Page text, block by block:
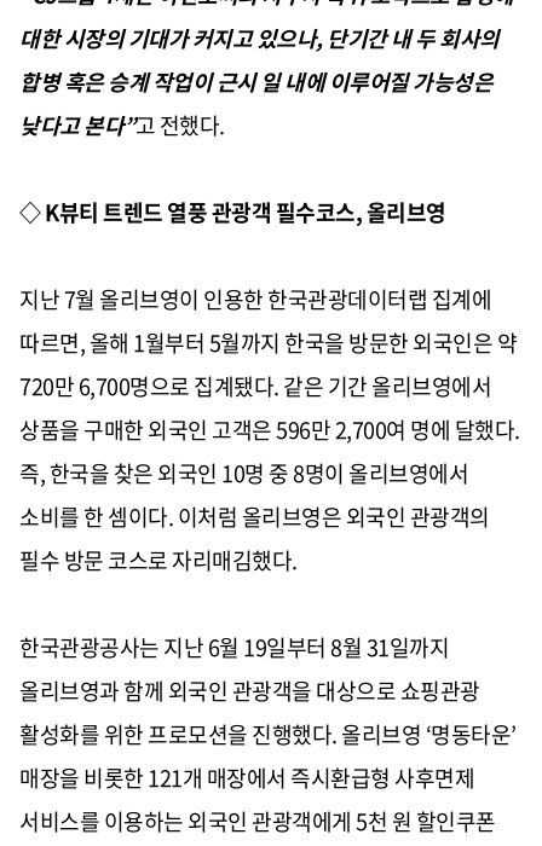
대한 시장의 기대가 커지고 있으나, 단기간 내 두 회사의
합병 혹은 승계 작업이 근시 일 내에 이루어질 가능성은
낮다고 본다”고 전했다.
◇K뷰티 트렌드 열풍 관광객 필수코스,올리브영
지난7월 올리브영이 인용한 한국관광데이터랩 집계에
따르면,올해 1월부터5월까지 한국을 방문한 외국인은 약
720만6,700명으로 집계됐다.같은 기간 올리브영에서
상품을 구매한 외국인 고객은596만2,700여 명에 달했다.
즉,한국을 찾은 외국인 10명 중8명이 올리브영에서
소비를 한 셈이다.이처럼 올리브영은 외국인 관광객의
필수 방문 코스로 자리매김했다.
한국관광공사는 지난6월 19일부터8월31일까지
올리브영과 함께 외국인 관광객을 대상으로 쇼핑관광
활성화를 위한 프로모션을 진행했다.올리브영 ‘명동타운’
매장을 비롯한121개 매장에서 즉시환급형 사후면제
서비스를 이용하는 외국인 관광객에게5천 원 할인쿠폰